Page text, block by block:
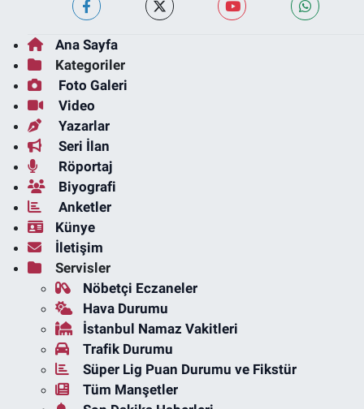
Ana Sayfa
Kategoriler
Foto Galeri
Video
Yazarlar
Seri İlan
Röportaj
Biyografi
Anketler
Künye
İletişim
Servisler
Nöbetçi Eczaneler
Hava Durumu
İstanbul Namaz Vakitleri
Trafik Durumu
Süper Lig Puan Durumu ve Fikstür
Tüm Manşetler